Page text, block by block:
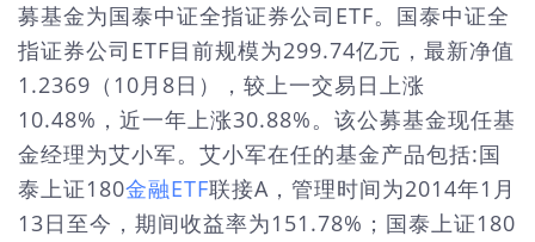
募基金为国泰中证全指证券公司ETF。国泰中证全
指证券公司ETF目前规模为299.74亿元，最新净值
1.2369（10月8日），较上一交易日上涨
10.48%，近一年上涨30.88%。该公募基金现任基
金经理为艾小军。艾小军在任的基金产品包括:国
泰上证180金融ETF联接A，管理时间为2014年1月
13日至今，期间收益率为151.78%；国泰上证180